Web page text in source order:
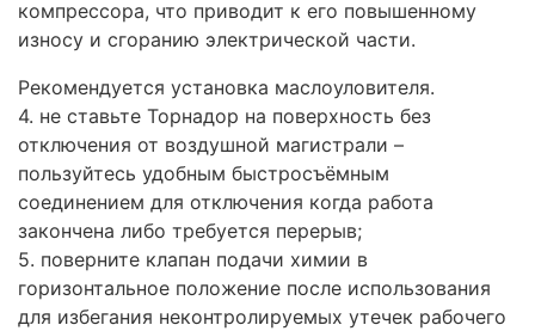
компрессора, что приводит к его повышенному
износу и сгоранию электрической части.
Рекомендуется установка маслоуловителя.
4. не ставьте Торнадор на поверхность без
отключения от воздушной магистрали –
пользуйтесь удобным быстросъёмным
соединением для отключения когда работа
закончена либо требуется перерыв;
5. поверните клапан подачи химии в
горизонтальное положение после использования
для избегания неконтролируемых утечек рабочего